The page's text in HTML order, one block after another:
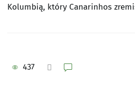
Kolumbią, który Canarinhos
437